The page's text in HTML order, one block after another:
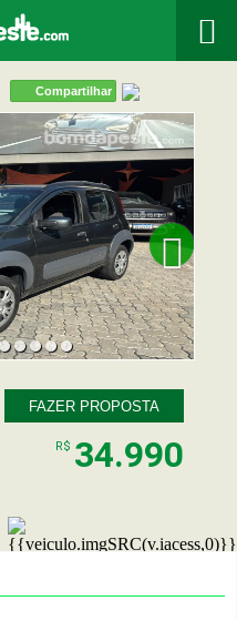

Compartilhar

FAZER PROPOSTA
R$ 34.990